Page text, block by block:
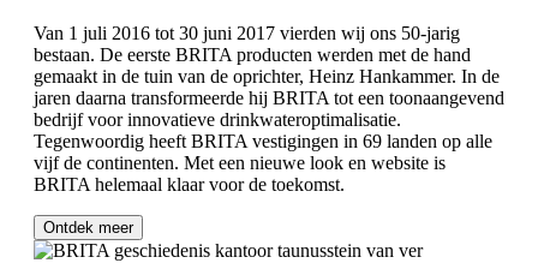
Van 1 juli 2016 tot 30 juni 2017 vierden wij ons 50-jarig
bestaan. De eerste BRITA producten werden met de hand
gemaakt in de tuin van de oprichter, Heinz Hankammer. In de
jaren daarna transformeerde hij BRITA tot een toonaangevend
bedrijf voor innovatieve drinkwateroptimalisatie.
Tegenwoordig heeft BRITA vestigingen in 69 landen op alle
vijf de continenten. Met een nieuwe look en website is
BRITA helemaal klaar voor de toekomst.
Ontdek meer